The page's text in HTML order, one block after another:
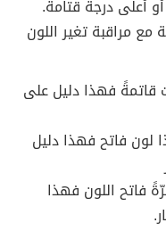
أعلى درجة قتامة.
لغاية 360 درجة مع مراقبة تغير اللون
قاتمةً فهذا دليل على
لون فاتح فهذا دليل
فاتح اللون فهذا